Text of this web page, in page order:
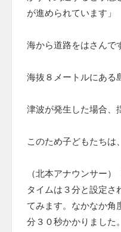
が進められています」
海から道路をはさんで
海抜８メートルにある
津波が発生した場合、
このため子どもたちは
（北本アナウンサー
タイムは３分と設定さ
てみます。なかなか角
分３０秒かかりました